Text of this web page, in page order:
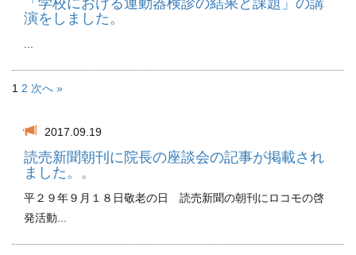
「学校における運動器検診の結果と課題」の講
演をしました。
1 2 次へ »
2017.09.19
読売新聞朝刊に院長の座談会の記事が掲載され
ました。。
平２９年９月１８日敬老の日 読売新聞の朝刊にロコモの啓
発活動...